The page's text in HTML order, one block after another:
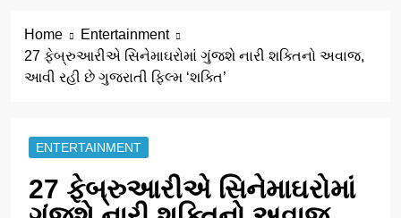
Home
Entertainment
27 ફેબ્રુઆરીએ સિનેમાઘરોમાં ગુંજશે નારી શક્તિનો અવાજ,
આવી રહી છે ગુજરાતી ફિલ્મ ‘શક્તિ’
ENTERTAINMENT
27 ફેબ્રુઆરીએ સિનેમાઘરોમાં